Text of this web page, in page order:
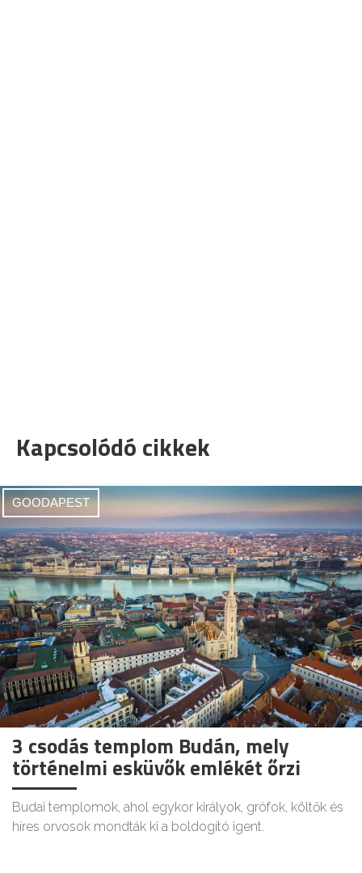
Kapcsolódó cikkek
GOODAPEST
3 csodás templom Budán, mely
történelmi esküvők emlékét őrzi
Budai templomok, ahol egykor királyok, grófok, költők és
híres orvosok mondták ki a boldogító igent.